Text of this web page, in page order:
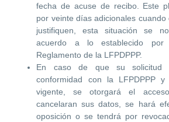
fecha de acuse de recibo. Este
por veinte días adicionales
justifiquen, esta situación se
acuerdo a lo establecido
Reglamento de la LFPDPPP.
En caso de que su solicitud
conformidad con la LFPDPPP y
vigente, se otorgará el
cancelaran sus datos, se hará
oposición o se tendrá por